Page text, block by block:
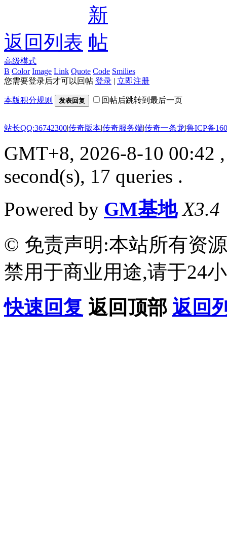
返回列表
高级模式
B Color Image Link Quote Code Smilies
您需要登录后才可以回帖 登录 | 立即注册
本版积分规则 发表回复 回帖后跳转到最后一页
站长QQ:36742300|传奇版本|传奇服务端|传奇一条龙|鲁ICP备
GMT+8, 2026-8-10 00:42
second(s), 17 queries .
Powered by GM基地 X3.4
© 免责声明:本站所有资
禁用于商业用途,请于24
快速回复 返回顶部 返回